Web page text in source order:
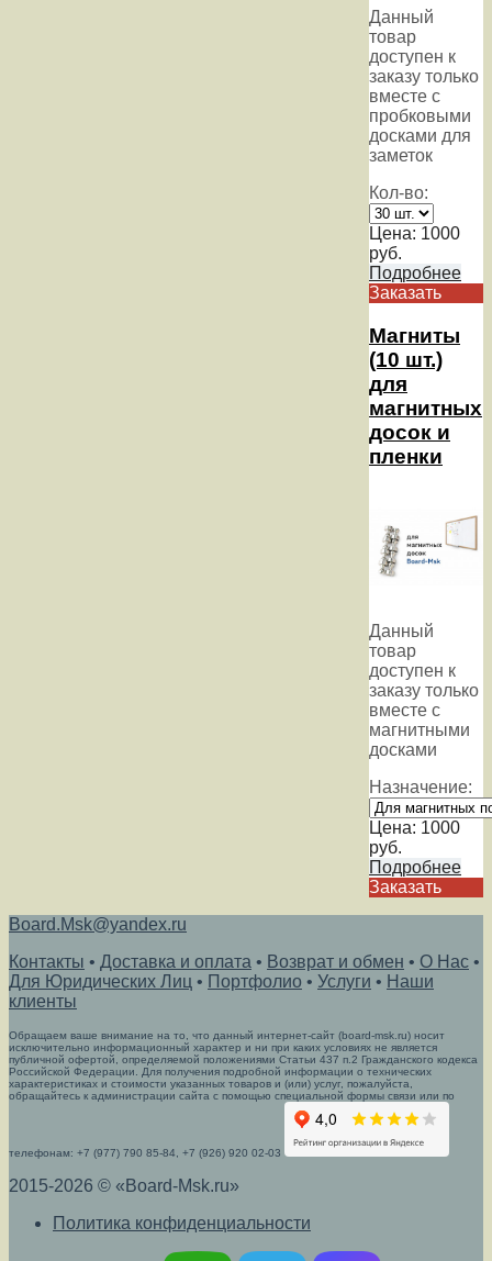
Данный
товар
доступен к
заказу только
вместе с
пробковыми
досками для
заметок
Кол-во:
Цена: 1000
руб.
Подробнее
Заказать
Магниты
(10 шт.)
для
магнитных
досок и
пленки
Данный
товар
доступен к
заказу только
вместе с
магнитными
досками
Назначение:
Цена: 1000
руб.
Подробнее
Заказать
Board.Msk@yandex.ru
Контакты • Доставка и оплата • Возврат и обмен • О Нас •
Для Юридических Лиц • Портфолио • Услуги • Наши
клиенты
Обращаем ваше внимание на то, что данный интернет-сайт (board-msk.ru) носит
исключительно информационный характер и ни при каких условиях не является
публичной офертой, определяемой положениями Статьи 437 п.2 Гражданского кодекса
Российской Федерации. Для получения подробной информации о технических
характеристиках и стоимости указанных товаров и (или) услуг, пожалуйста,
обращайтесь к администрации сайта с помощью специальной формы связи или по
телефонам: +7 (977) 790 85-84, +7 (926) 920 02-03
2015-2026 © «Board-Msk.ru»
Политика конфиденциальности